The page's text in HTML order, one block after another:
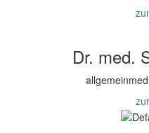
Dr. med.